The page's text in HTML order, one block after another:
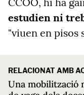
estudien ni
"viuen en pisos
RELACIONAT AMB
Una mobilització